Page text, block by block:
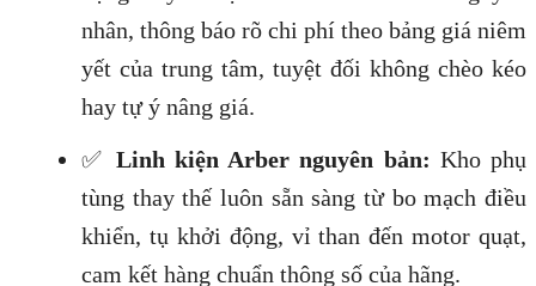
nhân, thông báo rõ chi phí theo bảng giá niêm
yết của trung tâm, tuyệt đối không chèo kéo
hay tự ý nâng giá.
✅ Linh kiện Arber nguyên bản: Kho phụ
tùng thay thế luôn sẵn sàng từ bo mạch điều
khiển, tụ khởi động, vỉ than đến motor quạt,
cam kết hàng chuẩn thông số của hãng.